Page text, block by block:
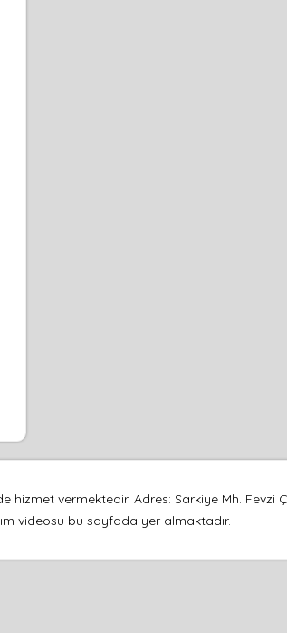
hizmet vermektedir. Adres: Sarkiye Mh. Fevzi
videosu bu sayfada yer almaktadır.